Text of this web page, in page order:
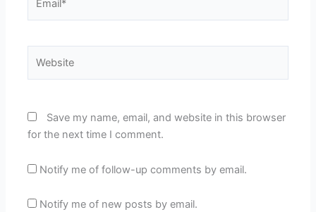
Save my name, email, and website in this browser
for the next time I comment.
Notify me of follow-up comments by email.
Notify me of new posts by email.